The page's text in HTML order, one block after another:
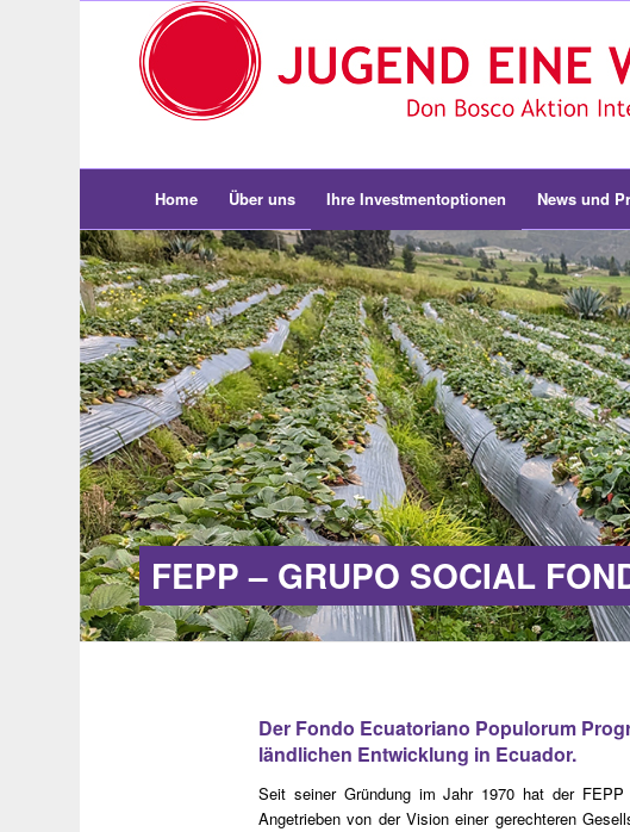
Home Über uns Ihre Investmentoptionen News und
FEPP – GRUPO SOCIAL
Der Fondo Ecuatoriano Populorum
ländlichen Entwicklung in Ecuador.
Seit seiner Gründung im Jahr 1970 hat der FEPP
Angetrieben von der Vision einer gerechteren